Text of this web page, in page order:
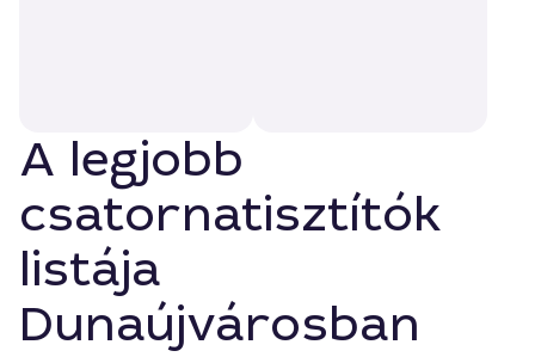
A legjobb
csatornatisztítók
listája
Dunaújvárosban